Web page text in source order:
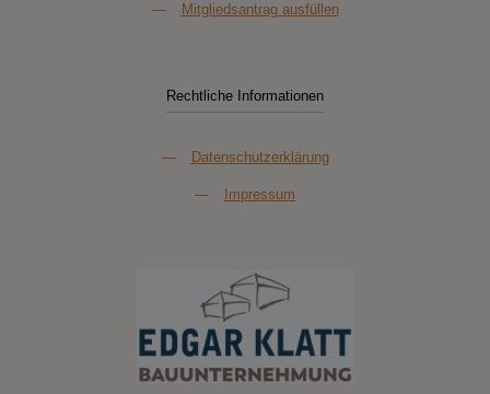
— Mitgliedsantrag ausfüllen
Rechtliche Informationen
— Datenschutzerklärung
— Impressum